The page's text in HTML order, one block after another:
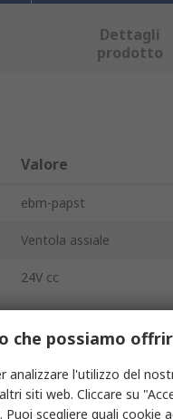
Dettagli
prodotto
Valore
ebm-papst
Ventola assiale
24V cc
2.3W
84m³/h
32dB
che possiamo
analizzare l'utilizzo del
siti web. Cliccare su
scegliere quali cookie